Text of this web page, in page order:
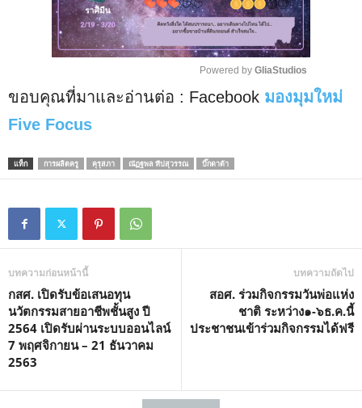
M
Powered by GliaStudios
ขอบคุณที่มาและอ่านต่อ : Facebook มองมุมใหม่
Five Focus
แท็ก การผลิตครู คุรุสภา ณัฏฐพล ทีปสุวรรณ บิ๊กดาต้า
บทความก่อนหน้านี้
กสศ. เปิดรับข้อเสนอทุน
นวัตกรรมสายอาชีพชั้นสูง ปี
2564 เปิดรับผ่านระบบออนไลน์
7 พฤศจิกายน – 21 ธันวาคม
2563
บทความถัดไป
สอศ. ร่วมกิจกรรมวันพ่อแห่ง
ชาติ ระหว่าง๑-๖ธ.ค.นี้
ประชาชนเข้าร่วมกิจกรรมได้ฟรี